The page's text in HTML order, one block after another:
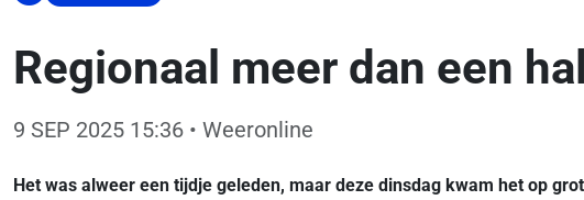
Regionaal meer dan een
9 SEP 2025 15:36 • Weeronline
Het was alweer een tijdje geleden, maar deze dinsdag kwam het op